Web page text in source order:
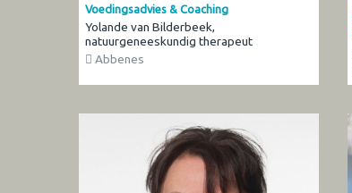
Voedingsadvies & Coaching
Yolande van Bilderbeek,
natuurgeneeskundig therapeut
Abbenes